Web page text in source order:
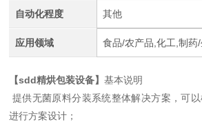
自动化程度 其他
应用领域 食品/农产品,化工,制药
【sdd精烘包装设备】基本说明
提供无菌原料分装系统整体解决方案，可
进行方案设计；